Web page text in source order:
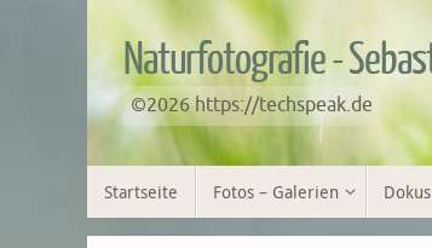
Naturfotografie -
©2026 https://techspeak.de
Inhalt
Startseite Fotos – Galerien